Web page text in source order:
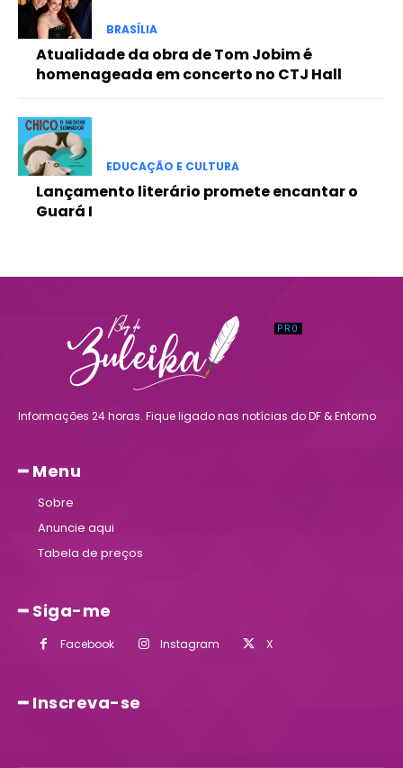
Nullam eu erat condimentum
Donec quis est ac felis
Orci varius natoque dolor
BRASÍLIA
Atualidade da obra de Tom Jobim é
homenageada em concerto no CTJ Hall
EDUCAÇÃO E CULTURA
Lançamento literário promete encantar o
Guará I
Informações 24 horas. Fique ligado nas notícias do DF & Entorno
━ Menu
Sobre
Anuncie aqui
Tabela de preços
━ Siga-me
Facebook Instagram X
━ Inscreva-se